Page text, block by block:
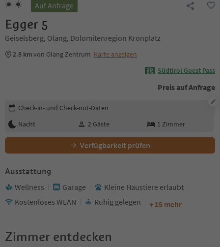
Auf Anfrage
Egger 5
Geiselsberg, Olang, Dolomitenregion Kronplatz
2.8 kmvon Olang Zentrum Karte anzeigen
Südtirol Guest Pass
Preis auf Anfrage
Buchungsdetails bearbeiten
Check-in- und Check-out-Daten
Nacht
2 Gäste 1 Zimmer
Verfügbarkeit prüfen
Ausstattung
Wellness Garage
Kleine Haustiere erlaubt
Kostenloses WLAN
Ruhig gelegen + 15 mehr
Zimmer entdecken